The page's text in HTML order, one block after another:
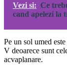
Vezi si: Ce
cand apelezi la
Pe un sol umed
V deoarece sunt
acvaplanare.